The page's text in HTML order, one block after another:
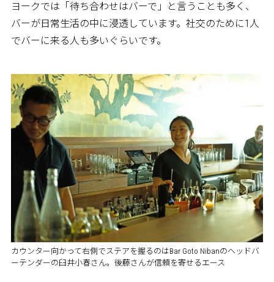
ヨークでは「待ち合わせはバーで」と言うことも多く、
バーが日常生活の中に浸透しています。社交のために1人
でバーに来る人も多いぐらいです。
カウンター向かって右側でステアを握るのはBar Goto Nibanのヘッドバ
ーテンダーの臼井小春さん。後藤さんが信頼を寄せるエース